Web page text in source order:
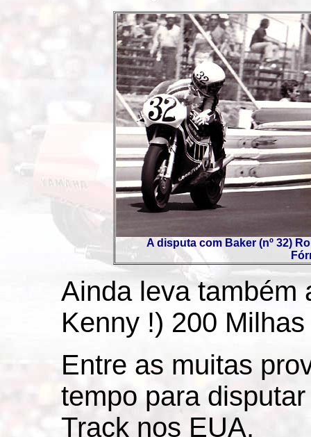
A disputa com Baker (nº 32)
Ainda leva também
Kenny !) 200
Entre as muitas
tempo para
Track nos EUA.